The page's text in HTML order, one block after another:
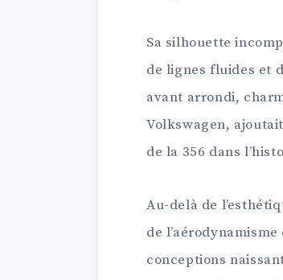
Sa silhouette
de lignes fluides et
avant arrondi,
Volkswagen,
de la 356 dans
Au-delà de
de
conceptions